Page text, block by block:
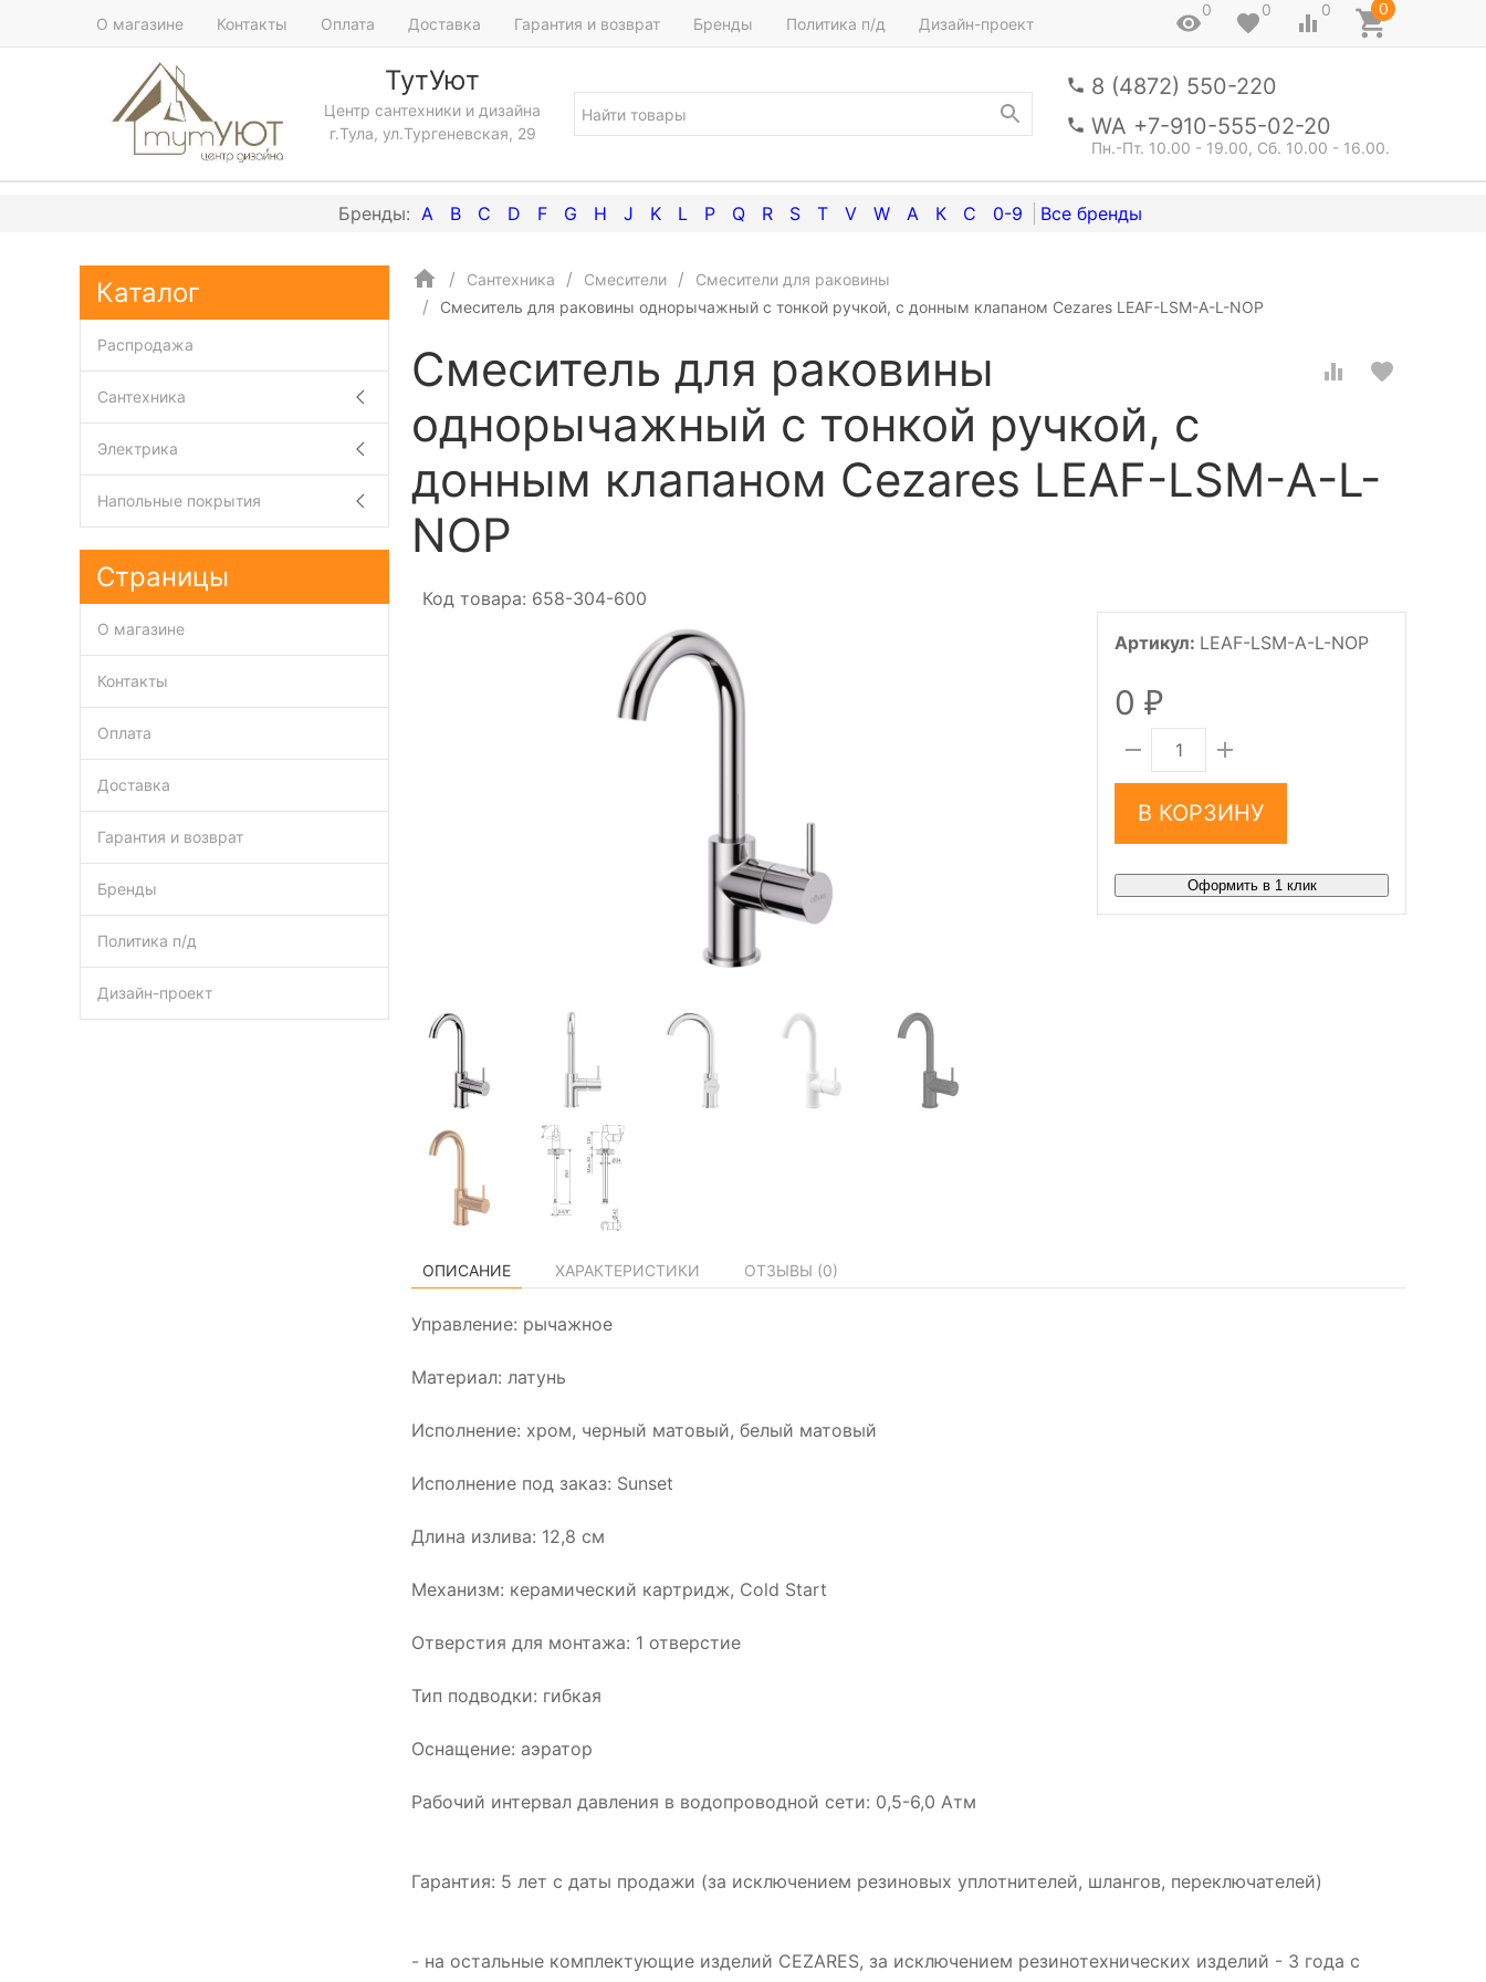
О магазине Контакты Оплата Доставка Гарантия и возврат Бренды Политика п/д Дизайн-проект
0 0 0 0
ТутУют
Центр сантехники и дизайна
г.Тула, ул.Тургеневская, 29
8 (4872) 550-220
WA +7-910-555-02-20
Пн.-Пт. 10.00 - 19.00, Сб. 10.00 - 16.00.
A B C D F G H J K L P Q R S T V W А К С 0-9
Сантехника Смесители
Смесители для раковины
Смеситель для раковины однорычажный c тонкой ручкой, с донным клапаном Cezares LEAF-LSM-A-L-NOP
Смеситель для раковины
однорычажный c тонкой ручкой, с
донным клапаном Cezares LEAF-LSM-A-L-
NOP
Код товара: 658-304-600
Артикул: LEAF-LSM-A-L-NOP
0 ₽
В КОРЗИНУ
Оформить в 1 клик
ОПИСАНИЕ ХАРАКТЕРИСТИКИ ОТЗЫВЫ (0)
Управление: рычажное
Материал: латунь
Исполнение: хром, черный матовый, белый матовый
Исполнение под заказ: Sunset
Длина излива: 12,8 см
Механизм: керамический картридж, Cold Start
Отверстия для монтажа: 1 отверстие
Тип подводки: гибкая
Оснащение: аэратор
Рабочий интервал давления в водопроводной сети: 0,5-6,0 Атм
Гарантия: 5 лет с даты продажи (за исключением резиновых уплотнителей, шлангов, переключателей)
- на остальные комплектующие изделий CEZARES, за исключением резинотехнических изделий - 3 года с
Каталог
Распродажа
Сантехника
Электрика
Напольные покрытия
Страницы
О магазине
Контакты
Оплата
Доставка
Гарантия и возврат
Бренды
Политика п/д
Дизайн-проект